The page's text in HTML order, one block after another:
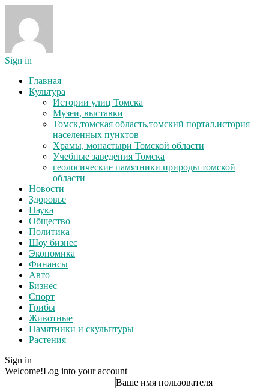
Sign in
Главная
Культура
Истории улиц Томска
Музеи, выставки
Томск,томская область,томский портал,история
населенных пунктов
Храмы, монастыри Томской области
Учебные заведения Томска
геологические памятники природы томской
области
Новости
Здоровье
Наука
Общество
Политика
Шоу бизнес
Экономика
Финансы
Авто
Бизнес
Спорт
Грибы
Животные
Памятники и скульптуры
Растения
Sign in
Welcome!Log into your account
Ваше имя пользователя